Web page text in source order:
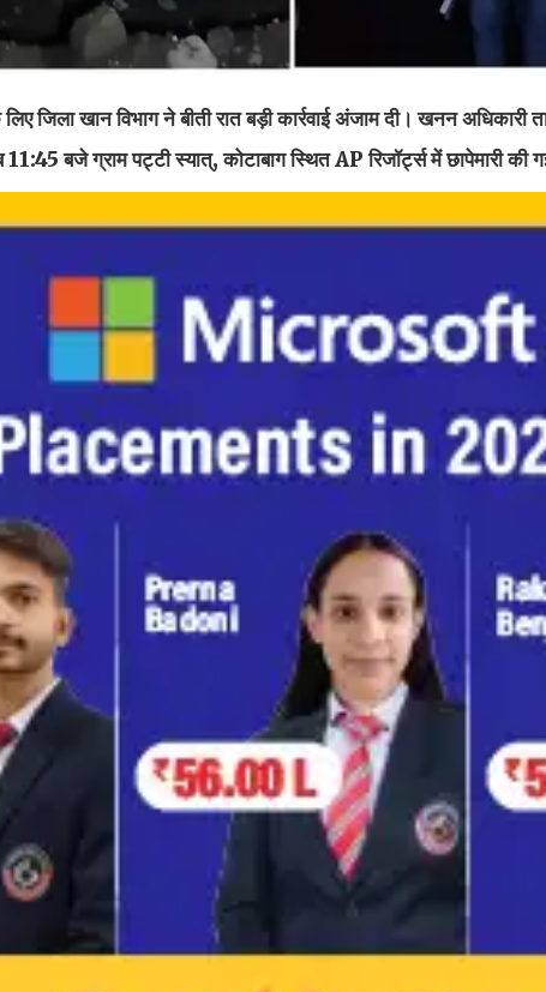
जिला खान विभाग ने बीती रात बड़ी कार्रवाई अंजाम दी। खनन अधिकारी
बजे ग्राम पट्टी स्यात्, कोटाबाग स्थित AP रिजॉर्ट्स में छापेमारी की